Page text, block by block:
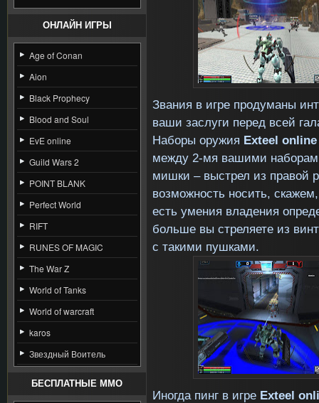
ОНЛАЙН ИГРЫ
Age of Conan
Aion
Black Prophecy
Blood and Soul
EvE online
Guild Wars 2
POINT BLANK
Perfect World
RIFT
RUNES OF MAGIC
The War Z
World of Tanks
World of warcraft
karos
Звездный Воитель
БЕСПЛАТНЫЕ MMO
Звания в игре продуманы
ваши заслуги перед всей
Наборы оружия Exteel online
между 2-мя вашими
мишки – выстрел из правой
возможность носить,
есть умения владения
больше вы стреляете из
с такими пушками.
Иногда пинг в игре Exteel